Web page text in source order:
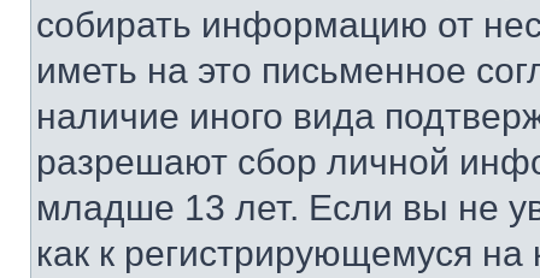
собирать информацию от
иметь на это письменное
наличие иного вида
разрешают сбор личной
младше 13 лет. Если вы не
как к регистрирующемуся